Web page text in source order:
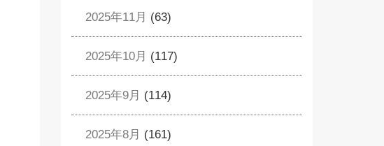
2025年11月 (63)
2025年10月 (117)
2025年9月 (114)
2025年8月 (161)